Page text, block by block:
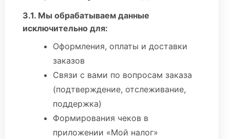
3.1. Мы обрабатываем данные
исключительно для:
Оформления, оплаты и доставки
заказов
Связи с вами по вопросам заказа
(подтверждение, отслеживание,
поддержка)
Формирования чеков в
приложении «Мой налог»